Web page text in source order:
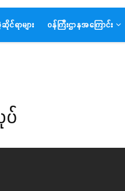
ရာများ ဝန်ကြီးဌာနအကြောင်း
ပ်